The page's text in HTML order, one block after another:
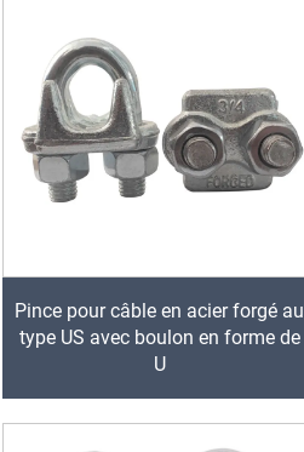
Pince pour câble en acier forgé au
type US avec boulon en forme de
U